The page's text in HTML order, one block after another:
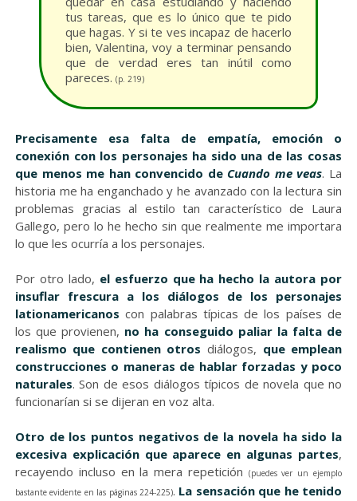
tus tareas, que es lo único que te pido
que hagas. Y si te ves incapaz de hacerlo
bien, Valentina, voy a terminar pensando
que de verdad eres tan inútil como
pareces. (p. 219)
Precisamente esa falta de empatía, emoción o
conexión con los personajes ha sido una de las cosas
que menos me han convencido de Cuando me veas. La
historia me ha enganchado y he avanzado con la lectura sin
problemas gracias al estilo tan característico de Laura
Gallego, pero lo he hecho sin que realmente me importara
lo que les ocurría a los personajes.
Por otro lado, el esfuerzo que ha hecho la autora por
insuflar frescura a los diálogos de los personajes
lationamericanos con palabras típicas de los países de
los que provienen, no ha conseguido paliar la falta de
realismo que contienen otrosdiálogos, que emplean
construcciones o maneras de hablar forzadas y poco
naturales. Son de esos diálogos típicos de novela que no
funcionarían si se dijeran en voz alta.
Otro de los puntos negativos de la novela ha sido la
excesiva explicación que aparece en algunas partes,
recayendo incluso en la mera repetición (puedes ver un ejemplo
bastante evidente en las páginas 224-225). La sensación que he tenido